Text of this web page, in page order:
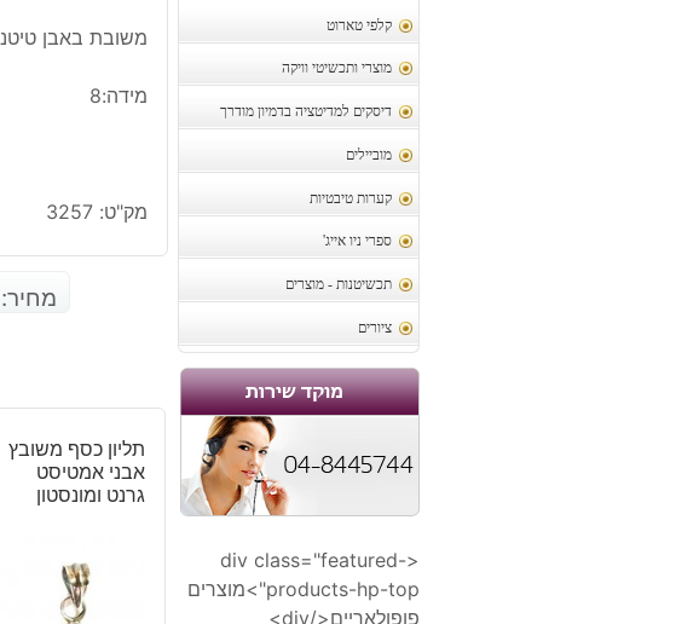
קלפי טארוט
מוצרי ותכשיטי וויקה
דיסקים למדיטציה בדמיון מודרך
מוביילים
קערות טיבטיות
ספרי ניו אייג'
תכשיטנות - מוצרים
ציורים
<div class="featured-
products-hp-top">מוצרים
פופולאריים</div>
משובת באבן
מידה:8
מק"ט: 3257
מחיר:
תליון כסף משובץ
אבני אמטיסט
גרנט ומונסטון